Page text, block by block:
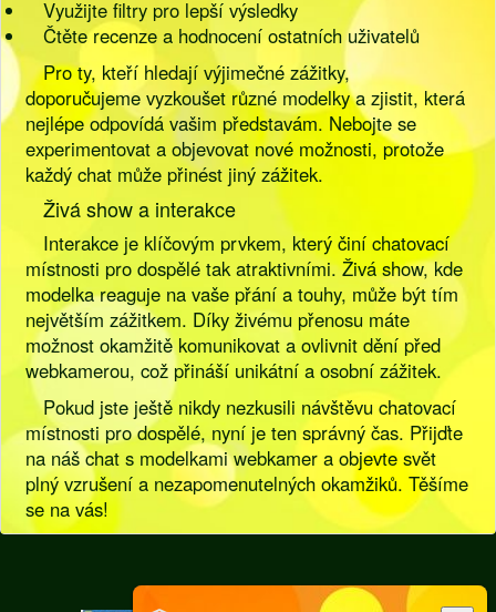
Využijte filtry pro lepší výsledky
Čtěte recenze a hodnocení ostatních uživatelů
Pro ty, kteří hledají výjimečné zážitky,
doporučujeme vyzkoušet různé modelky a zjistit, která
nejlépe odpovídá vašim představám. Nebojte se
experimentovat a objevovat nové možnosti, protože
každý chat může přinést jiný zážitek.
Živá show a interakce
Interakce je klíčovým prvkem, který činí chatovací
místnosti pro dospělé tak atraktivními. Živá show, kde
modelka reaguje na vaše přání a touhy, může být tím
největším zážitkem. Díky živému přenosu máte
možnost okamžitě komunikovat a ovlivnit dění před
webkamerou, což přináší unikátní a osobní zážitek.
Pokud jste ještě nikdy nezkusili návštěvu chatovací
místnosti pro dospělé, nyní je ten správný čas. Přijďte
na náš chat s modelkami webkamer a objevte svět
plný vzrušení a nezapomenutelných okamžiků. Těšíme
se na vás!
]